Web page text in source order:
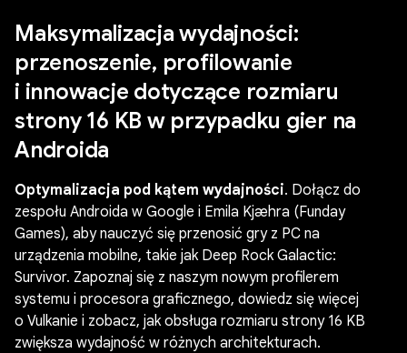
Maksymalizacja wydajności:
przenoszenie, profilowanie
i innowacje dotyczące rozmiaru
strony 16 KB w przypadku gier na
Androida
Optymalizacja pod kątem wydajności. Dołącz do
zespołu Androida w Google i Emila Kjæhra (Funday
Games), aby nauczyć się przenosić gry z PC na
urządzenia mobilne, takie jak Deep Rock Galactic:
Survivor. Zapoznaj się z naszym nowym profilerem
systemu i procesora graficznego, dowiedz się więcej
o Vulkanie i zobacz, jak obsługa rozmiaru strony 16 KB
zwiększa wydajność w różnych architekturach.